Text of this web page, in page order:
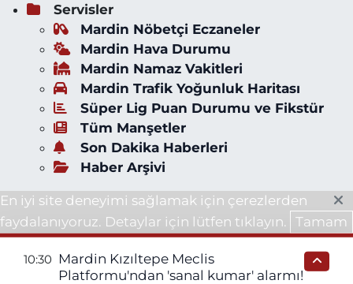
Servisler
Mardin Nöbetçi Eczaneler
Mardin Hava Durumu
Mardin Namaz Vakitleri
Mardin Trafik Yoğunluk Haritası
Süper Lig Puan Durumu ve Fikstür
Tüm Manşetler
Son Dakika Haberleri
Haber Arşivi
En iyi site deneyimi sağlamak için çerezlerden
faydalanıyoruz. Detaylar için lütfen tıklayın.
Tamam
10:30
Mardin Kızıltepe Meclis
Platformu'ndan 'sanal kumar' alarmı!